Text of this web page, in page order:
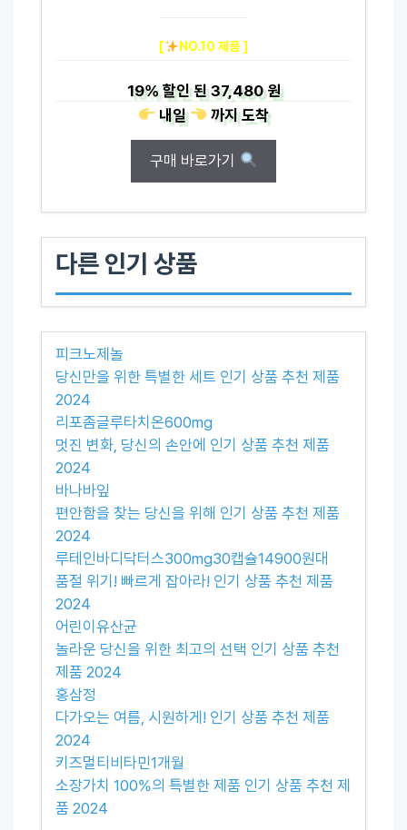
[ NO.10 제품 ]
19%할인 된37,480 원
내일
까지도착
구매 바로가기
다른 인기 상품
피크노제놀
당신만을 위한 특별한 세트 인기 상품 추천 제품
2024
리포좀글루타치온600mg
멋진 변화, 당신의 손안에 인기 상품 추천 제품
2024
바나바잎
편안함을 찾는 당신을 위해 인기 상품 추천 제품
2024
루테인바디닥터스300mg30캡슐14900원대
품절 위기! 빠르게 잡아라! 인기 상품 추천 제품
2024
어린이유산균
놀라운 당신을 위한 최고의 선택 인기 상품 추천
제품 2024
홍삼정
다가오는 여름, 시원하게! 인기 상품 추천 제품
2024
키즈멀티비타민1개월
소장가치 100%의 특별한 제품 인기 상품 추천 제
품 2024